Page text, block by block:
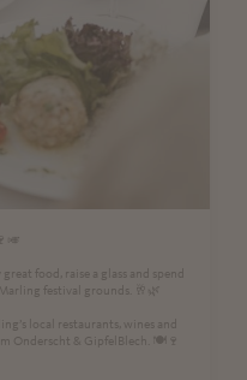
food, raise a glass and spend
festival grounds. 🥂🌿
local restaurants, wines and
Onderscht & GipfelBlech. 🍽️🍷